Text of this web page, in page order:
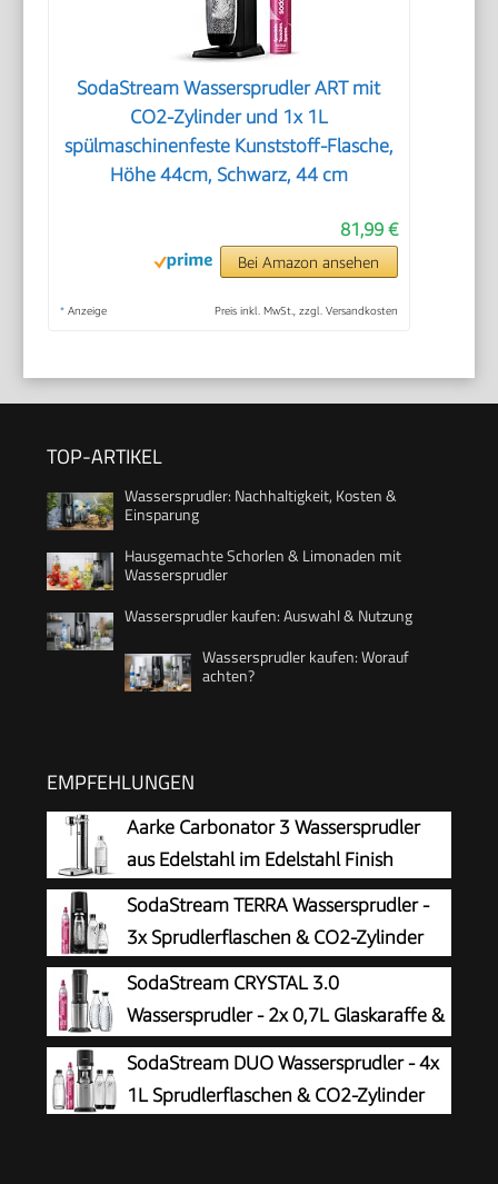
SodaStream Wassersprudler ART mit
CO2-Zylinder und 1x 1L
spülmaschinenfeste Kunststoff-Flasche,
Höhe 44cm, Schwarz, 44 cm
81,99 €
Bei Amazon ansehen
* Anzeige Preis inkl. MwSt., zzgl. Versandkosten
TOP-ARTIKEL
Wassersprudler: Nachhaltigkeit, Kosten &
Einsparung
Hausgemachte Schorlen & Limonaden mit
Wassersprudler
Wassersprudler kaufen: Auswahl & Nutzung
Wassersprudler kaufen: Worauf
achten?
EMPFEHLUNGEN
Aarke Carbonator 3 Wassersprudler
aus Edelstahl im Edelstahl Finish
SodaStream TERRA Wassersprudler -
3x Sprudlerflaschen & CO2-Zylinder
SodaStream CRYSTAL 3.0
Wassersprudler - 2x 0,7L Glaskaraffe &
CO2-Zylinder
SodaStream DUO Wassersprudler - 4x
1L Sprudlerflaschen & CO2-Zylinder